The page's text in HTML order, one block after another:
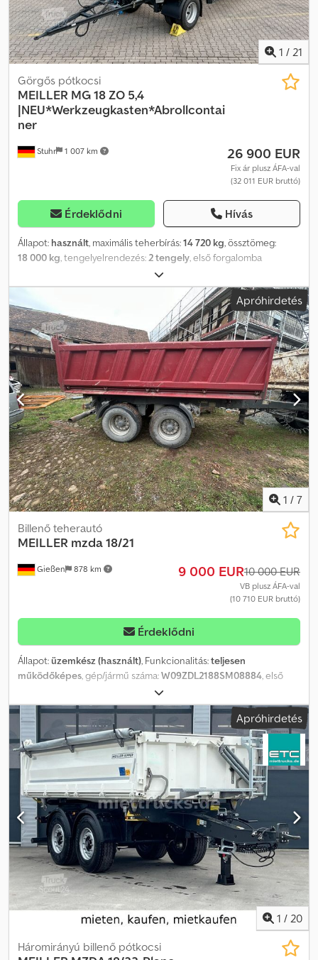
1 / 21
Stuhr 1 007 km
Görgős pótkocsi
MEILLER MG 18 ZO 5,4
|NEU*Werkzeugkasten*Abrollcontai
ner
26 900 EUR
Fix ár plusz ÁFA-val
(32 011 EUR bruttó)
Érdeklődni Hívás
Állapot: használt, maximális teherbírás:14 720 kg, össztömeg:
18 000 kg, tengelyelrendezés:2 tengely, első forgalomba
2025
futóműváz két hossztartóval és oldalsó görgős vezetéssel,
valamint kopásálló futófelülettel a konténergörgőkhöz •
Magasságban állítható, alacsony karbantartást igénylő vonórúd •
Vonószem 40 mm átmérővel a DIN 74054-40 szerint • Keresztirányú
tartókba integrált 2-2 pneumatikus rögzítés Csdpfx Asv Hmp
Hengerf • Két egyedi tengely (technikai tengelyterhelés 9,00 t)
ikerkerekes kivitelben ABS-szel • Ikerabroncsok • Elektronikus
ABS • EBS-E • 4S/3M kivitel • ABS dugó ISO 7638 • 60 l-es alumínium
légsűrítőtartály • Légrugós rendszer süllyesztő funkcióval • Egy
szerszámosláda • Egy hálós láda • Csavarozható aláfutásgátló •
Vonórúd hossza: 2 600 mm • 2 x munkalámpa hátul Az adatok
tájékoztató jellegűek, a köztes értékesítés jogát fenntartjuk / A
képek referenciaként szolgálnak
Apróhirdetés
1 / 7
Gießen 878 km
Billenő teherautó
MEILLER mzda 18/21
9 000 EUR10 000 EUR
VB plusz ÁFA-val
(10 710 EUR bruttó)
Érdeklődni
Állapot:üzemkész (használt), Funkcionalitás:teljesen
működőképes, gép/jármű száma:W09ZDL2188SM08884, első
, saját tömeg:
18 000 kg, Gyártási év:2008, Az utánfutó kihasználatlanság miatt
eladó. Csak személyes átvétellel, Marburg-Biedenkopfban
található. Crodpfjzda D Njx Angof
Apróhirdetés
1 / 20
Háromirányú billenő pótkocsi